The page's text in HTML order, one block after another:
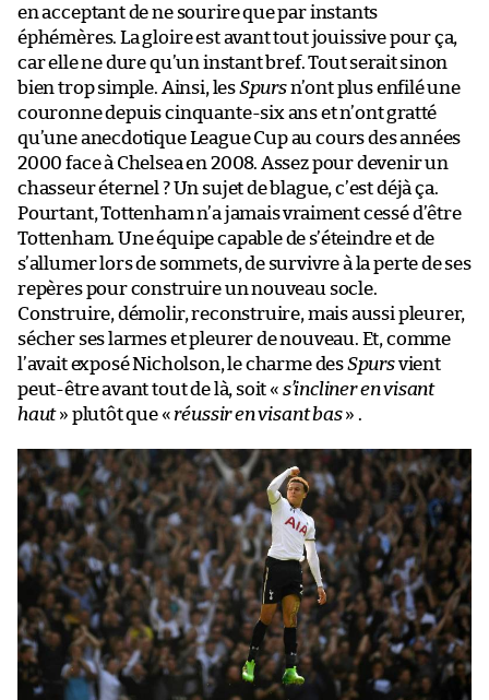
en acceptant de ne sourire que par instants
éphémères. La gloire est avant tout jouissive pour ça,
car elle ne dure qu’un instant bref. Tout serait sinon
bien trop simple. Ainsi, lesSpursn’ont plus enfilé une
couronne depuis cinquante-six ans et n’ont gratté
qu’une anecdotique League Cup au cours des années
2000 face à Chelsea en 2008. Assez pour devenir un
chasseur éternel ? Un sujet de blague, c’est déjà ça.
Pourtant, Tottenham n’a jamais vraiment cessé d’être
Tottenham. Une équipe capable de s’éteindre et de
s’allumer lors de sommets, de survivre à la perte de ses
repères pour construire un nouveau socle.
Construire, démolir, reconstruire, mais aussi pleurer,
sécher ses larmes et pleurer de nouveau. Et, comme
l’avait exposé Nicholson, le charme desSpursvient
peut-être avant tout de là, soit « s’incliner en visant
haut» plutôt que « réussir en visant bas» .